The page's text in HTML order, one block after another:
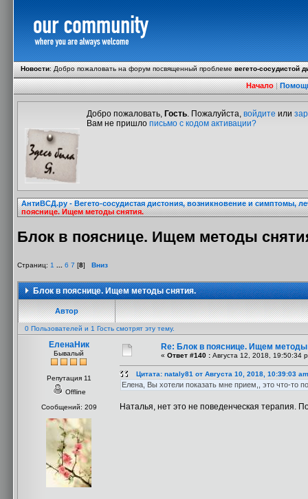
Новости:Добро пожаловать на форум посвященный проблемевегето-сосудистой
Начало|
Добро пожаловать, Гость. Пожалуйста, войдите или
Вам не пришло письмо с кодом активации?
АнтиВСД.ру - Вегето-сосудистая дистония, возникновение и симптомы,
пояснице. Ищем методы снятия.
Блок в пояснице. Ищем методы
Страниц: 1 6 7 [8] Вниз
Блок в пояснице. Ищем методы снятия.
Автор
0 Пользователей и 1 Гость смотрят эту тему.
ЕленаНик
Бывалый
Репутация 11
Offline
Сообщений: 209
Re: Блок в пояснице. Ищем методы
« Ответ #140 : Августа 12, 2018, 19:50:34
Цитата: nataly81 от Августа 10, 2018, 10:39:03 am
Елена, Вы хотели показать мне прием,, это что-то
Наталья, нет это не поведенческая терапия.